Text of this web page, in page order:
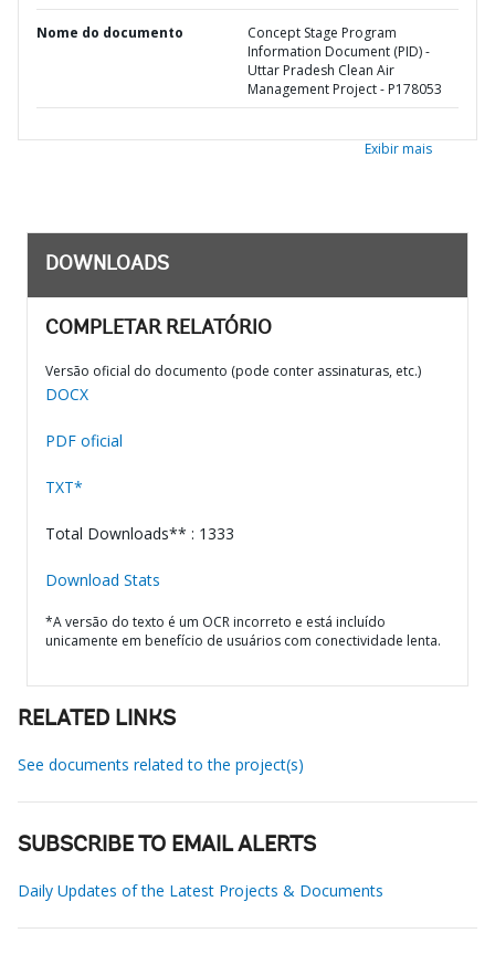
Nome do documento
Concept Stage Program
Information Document (PID) -
Uttar Pradesh Clean Air
Management Project - P178053
Exibir mais
DOWNLOADS
COMPLETAR RELATÓRIO
Versão oficial do documento (pode conter assinaturas, etc.)
DOCX
PDF oficial
TXT*
Total Downloads** : 1333
Download Stats
*A versão do texto é um OCR incorreto e está incluído
unicamente em benefício de usuários com conectividade lenta.
RELATED LINKS
See documents related to the project(s)
SUBSCRIBE TO EMAIL ALERTS
Daily Updates of the Latest Projects & Documents